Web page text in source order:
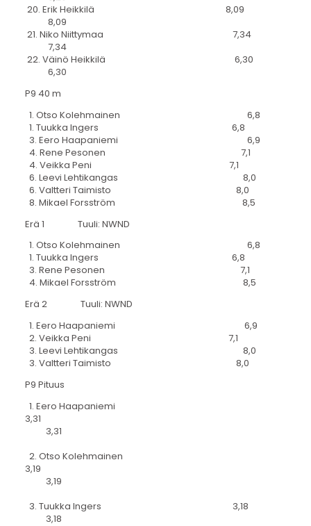
20. Erik Heikkilä 8,09
8,09
21. Niko Niittymaa 7,34
7,34
22. Väinö Heikkilä 6,30
6,30
P9 40 m
1. Otso Kolehmainen 6,8
1. Tuukka Ingers 6,8
3. Eero Haapaniemi 6,9
4. Rene Pesonen 7,1
4. Veikka Peni 7,1
6. Leevi Lehtikangas 8,0
6. Valtteri Taimisto 8,0
8. Mikael Forsström 8,5
Erä 1 Tuuli: NWND
1. Otso Kolehmainen 6,8
1. Tuukka Ingers 6,8
3. Rene Pesonen 7,1
4. Mikael Forsström 8,5
Erä 2 Tuuli: NWND
1. Eero Haapaniemi 6,9
2. Veikka Peni 7,1
3. Leevi Lehtikangas 8,0
3. Valtteri Taimisto 8,0
P9 Pituus
1. Eero Haapaniemi
3,31
3,31
2. Otso Kolehmainen
3,19
3,19
3. Tuukka Ingers 3,18
3,18